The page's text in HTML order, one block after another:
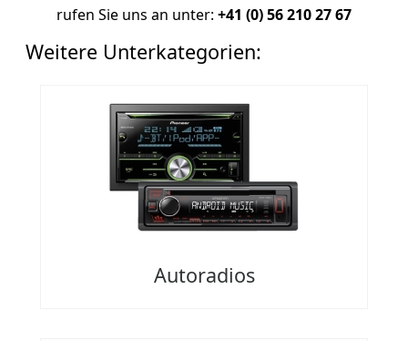
rufen Sie uns an unter: +41 (0) 56 210 27 67
Weitere Unterkategorien:
Autoradios